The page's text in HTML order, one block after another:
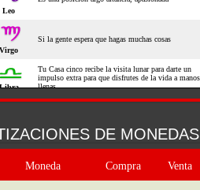
DE MONEDAS
Moneda Compra Venta